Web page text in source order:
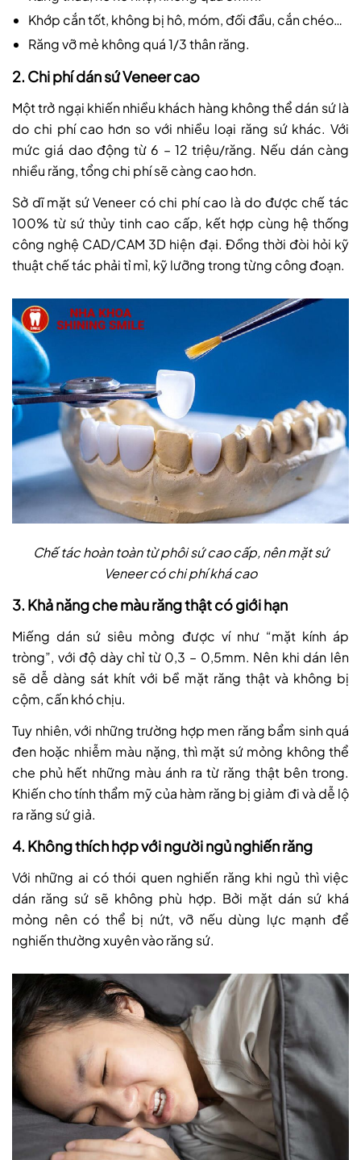
Khớp cắn tốt, không bị hô, móm, đối đầu, cắn chéo…
Răng vỡ mẻ không quá 1/3 thân răng.
2. Chi phí dán sứ Veneer cao
Một trở ngại khiến nhiều khách hàng không thể dán sứ là
do chi phí cao hơn so với nhiều loại răng sứ khác. Với
mức giá dao động từ 6 – 12 triệu/răng. Nếu dán càng
nhiều răng, tổng chi phí sẽ càng cao hơn.
Sở dĩ mặt sứ Veneer có chi phí cao là do được chế tác
100% từ sứ thủy tinh cao cấp, kết hợp cùng hệ thống
công nghệ CAD/CAM 3D hiện đại. Đồng thời đòi hỏi kỹ
thuật chế tác phải tỉ mỉ, kỹ lưỡng trong từng công đoạn.
Chế tác hoàn toàn từ phôi sứ cao cấp, nên mặt sứ
Veneer có chi phí khá cao
3. Khả năng che màu răng thật có giới hạn
Miếng dán sứ siêu mỏng được ví như “mặt kính áp
tròng”, với độ dày chỉ từ 0,3 – 0,5mm. Nên khi dán lên
sẽ dễ dàng sát khít với bề mặt răng thật và không bị
cộm, cấn khó chịu.
Tuy nhiên, với những trường hợp men răng bẩm sinh quá
đen hoặc nhiễm màu nặng, thì mặt sứ mỏng không thể
che phủ hết những màu ánh ra từ răng thật bên trong.
Khiến cho tính thẩm mỹ của hàm răng bị giảm đi và dễ lộ
ra răng sứ giả.
4. Không thích hợp với người ngủ nghiến răng
Với những ai có thói quen nghiến răng khi ngủ thì việc
dán răng sứ sẽ không phù hợp. Bởi mặt dán sứ khá
mỏng nên có thể bị nứt, vỡ nếu dùng lực mạnh để
nghiến thường xuyên vào răng sứ.